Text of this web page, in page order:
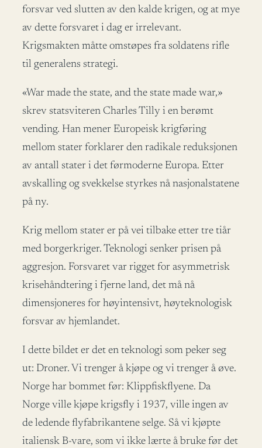
forsvar ved slutten av den kalde krigen, og at mye
av dette forsvaret i dag er irrelevant.
Krigsmakten måtte omstøpes fra soldatens rifle
til generalens strategi.
«War made the state, and the state made war,»
skrev statsviteren Charles Tilly i en berømt
vending. Han mener Europeisk krigføring
mellom stater forklarer den radikale reduksjonen
av antall stater i det førmoderne Europa. Etter
avskalling og svekkelse styrkes nå nasjonalstatene
på ny.
Krig mellom stater er på vei tilbake etter tre tiår
med borgerkriger. Teknologi senker prisen på
aggresjon. Forsvaret var rigget for asymmetrisk
krisehåndtering i fjerne land, det må nå
dimensjoneres for høyintensivt, høyteknologisk
forsvar av hjemlandet.
I dette bildet er det en teknologi som peker seg
ut: Droner. Vi trenger å kjøpe og vi trenger å øve.
Norge har bommet før: Klippfiskflyene. Da
Norge ville kjøpe krigsfly i 1937, ville ingen av
de ledende flyfabrikantene selge. Så vi kjøpte
italiensk B-vare, som vi ikke lærte å bruke før det